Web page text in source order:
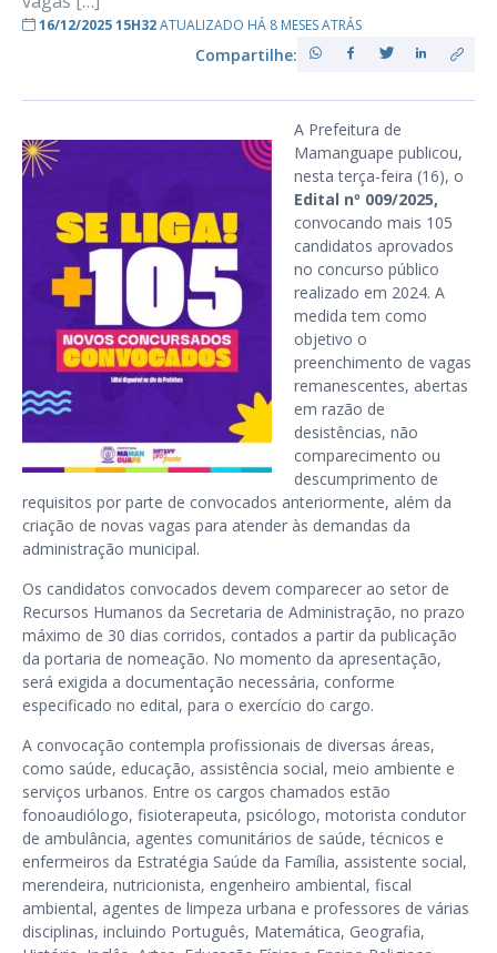
16/12/2025 15H32ATUALIZADO HÁ 8 MESES ATRÁS
Compartilhe:
A Prefeitura de
Mamanguape publicou,
nesta terça-feira (16), o
Edital nº 009/2025,
convocando mais 105
candidatos aprovados
no concurso público
realizado em 2024. A
medida tem como
objetivo o
preenchimento de vagas
remanescentes, abertas
em razão de
desistências, não
comparecimento ou
descumprimento de
requisitos por parte de convocados anteriormente, além da
criação de novas vagas para atender às demandas da
administração municipal.
Os candidatos convocados devem comparecer ao setor de
Recursos Humanos da Secretaria de Administração, no prazo
máximo de 30 dias corridos, contados a partir da publicação
da portaria de nomeação. No momento da apresentação,
será exigida a documentação necessária, conforme
especificado no edital, para o exercício do cargo.
A convocação contempla profissionais de diversas áreas,
como saúde, educação, assistência social, meio ambiente e
serviços urbanos. Entre os cargos chamados estão
fonoaudiólogo, fisioterapeuta, psicólogo, motorista condutor
de ambulância, agentes comunitários de saúde, técnicos e
enfermeiros da Estratégia Saúde da Família, assistente social,
merendeira, nutricionista, engenheiro ambiental, fiscal
ambiental, agentes de limpeza urbana e professores de várias
disciplinas, incluindo Português, Matemática, Geografia,